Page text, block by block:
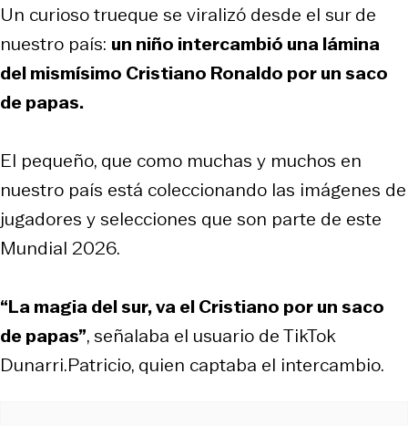
Un curioso trueque se viralizó desde el sur de
nuestro país: un niño intercambió una lámina
del mismísimo Cristiano Ronaldo por un saco
de papas.
El pequeño, que como muchas y muchos en
nuestro país está coleccionando las imágenes de
jugadores y selecciones que son parte de este
Mundial 2026.
“La magia del sur, va el Cristiano por un saco
de papas”, señalaba el usuario de TikTok
Dunarri.Patricio, quien captaba el intercambio.